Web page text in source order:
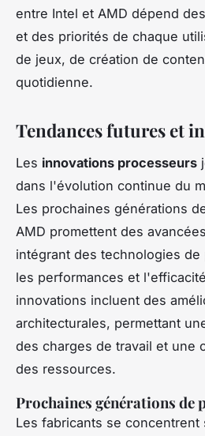
entre Intel et AMD dépend
et des priorités de chaque
de jeux, de création de
quotidienne.
Tendances futures et
Les innovations processeurs
dans l'évolution continue du
Les prochaines générations
AMD promettent des
intégrant des technologies
les performances et
innovations incluent des
architecturales, permettant
des charges de travail et une
des ressources.
Prochaines générations de
Les fabricants se